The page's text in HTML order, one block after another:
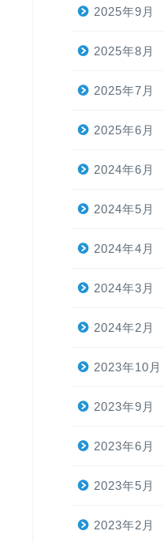
2025年9月
2025年8月
2025年7月
2025年6月
2024年6月
2024年5月
2024年4月
2024年3月
2024年2月
2023年10月
2023年9月
2023年6月
2023年5月
2023年2月